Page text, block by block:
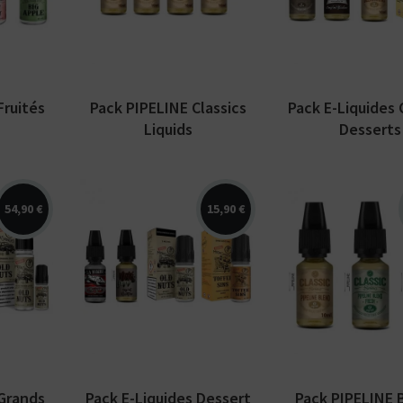
plutôt ?
ml...
blond...
Pack PIPELINE Classics
Liquids
de 40...
Pack E-Liquides
Desserts
54,90 €
ml
15,90 €
Ce pack inclus 4 e-
liquides dessert
possédant une
contenance de 10 ml
Pack E-Liquides Dessert
Pack
vous
découvrir la
incluant 3 e-
de 10 ml :...
Pack PIPELINE